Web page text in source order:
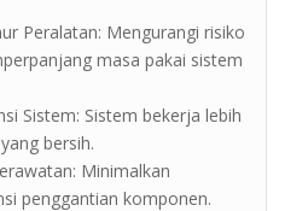
Peralatan: Mengurangi risiko
masa pakai sistem
Sistem: Sistem bekerja lebih
bersih.
Minimalkan
penggantian komponen.